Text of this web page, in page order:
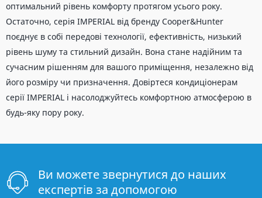
оптимальний рівень комфорту протягом усього року.
Остаточно, серія IMPERIAL від бренду Cooper&Hunter
поєднує в собі передові технології, ефективність, низький
рівень шуму та стильний дизайн. Вона стане надійним та
сучасним рішенням для вашого приміщення, незалежно від
його розміру чи призначення. Довіртеся кондиціонерам
серії IMPERIAL і насолоджуйтесь комфортною атмосферою в
будь-яку пору року.
Ви можете звернутися до наших
експертів за допомогою